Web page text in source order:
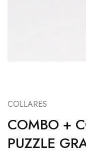
COLLARES
COMBO +
PUZZLE